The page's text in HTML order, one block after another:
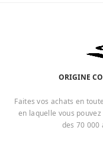
ORIGINE
Faites vos achats en
en laquelle vous
des 70